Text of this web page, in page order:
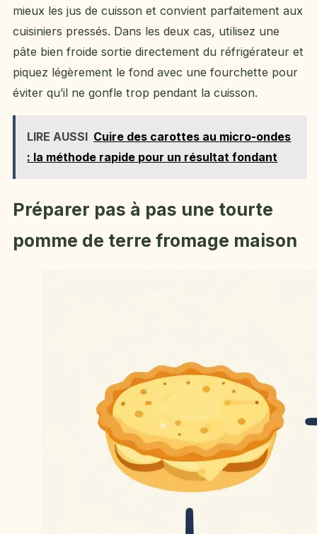
mieux les jus de cuisson et convient parfaitement aux
cuisiniers pressés. Dans les deux cas, utilisez une
pâte bien froide sortie directement du réfrigérateur et
piquez légèrement le fond avec une fourchette pour
éviter qu’il ne gonfle trop pendant la cuisson.
LIRE AUSSI Cuire des carottes au micro-ondes
: la méthode rapide pour un résultat fondant
Préparer pas à pas une tourte
pomme de terre fromage maison